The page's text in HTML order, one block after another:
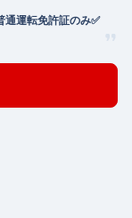
通運転免許証のみ✅